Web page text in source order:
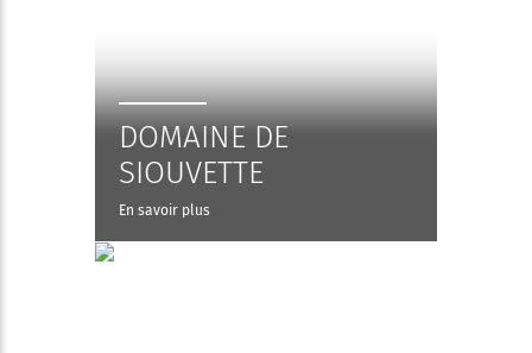
DOMAINE DE
SIOUVETTE
En savoir plus